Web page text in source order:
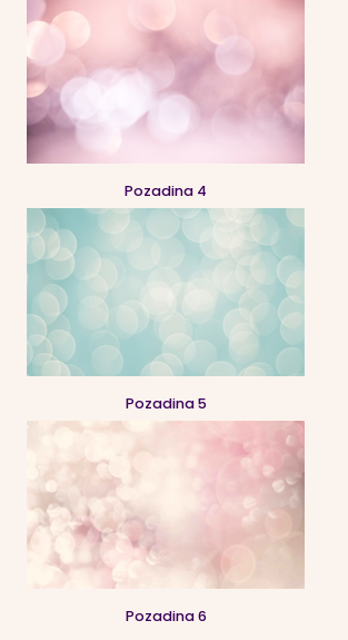
Pozadina 4
Pozadina 5
Pozadina 6